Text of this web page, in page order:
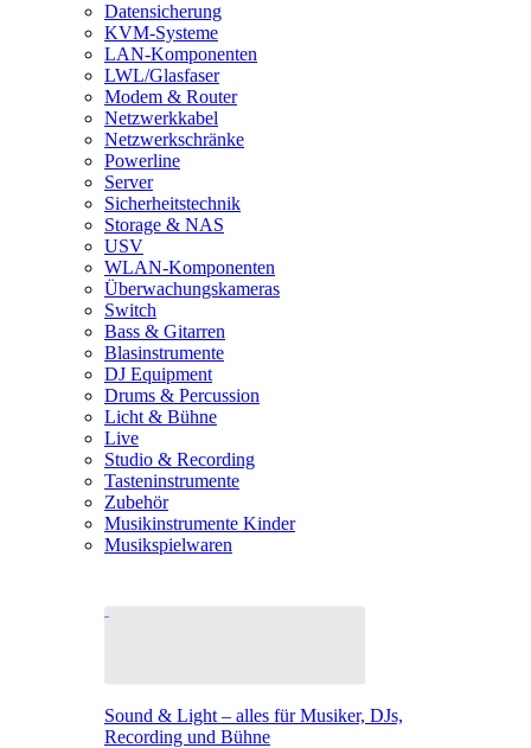
Datensicherung
KVM-Systeme
LAN-Komponenten
LWL/Glasfaser
Modem & Router
Netzwerkkabel
Netzwerkschränke
Powerline
Server
Sicherheitstechnik
Storage & NAS
USV
WLAN-Komponenten
Überwachungskameras
Switch
Bass & Gitarren
Blasinstrumente
DJ Equipment
Drums & Percussion
Licht & Bühne
Live
Studio & Recording
Tasteninstrumente
Zubehör
Musikinstrumente Kinder
Musikspielwaren
Sound & Light – alles für Musiker, DJs,
Recording und Bühne